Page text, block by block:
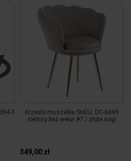
3
Krzesło muszelka SHELL DC-6099
ciemny beż welur #7 / złote nogi
349,00 zł